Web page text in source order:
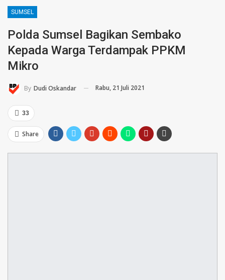
SUMSEL
Polda Sumsel Bagikan Sembako
Kepada Warga Terdampak PPKM
Mikro
By Dudi Oskandar Rabu, 21 Juli 2021
33
Share